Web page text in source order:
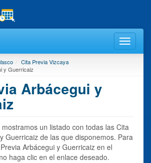
Cita Previa Vizcaya
y Guerricaiz
Arbácegui y
un listado con todas las Cita
Guerricaiz de las que disponemos. Para
Arbácegui y Guerricaiz en el
haga clic en el enlace deseado.